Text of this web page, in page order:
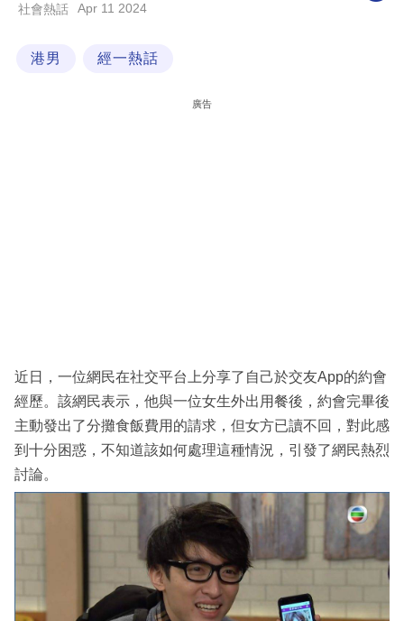
科
區
社會熱話 Apr 11 2024
港男 經一熱話
廣告
近日，一位網民在社交平台上分享了自己於交友App的約會
經歷。該網民表示，他與一位女生外出用餐後，約會完畢後
主動發出了分攤食飯費用的請求，但女方已讀不回，對此感
到十分困惑，不知道該如何處理這種情況，引發了網民熱烈
討論。